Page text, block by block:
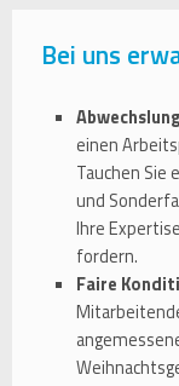
Bei uns
einen
Tauchen Sie
und
Ihre
fordern.
Faire